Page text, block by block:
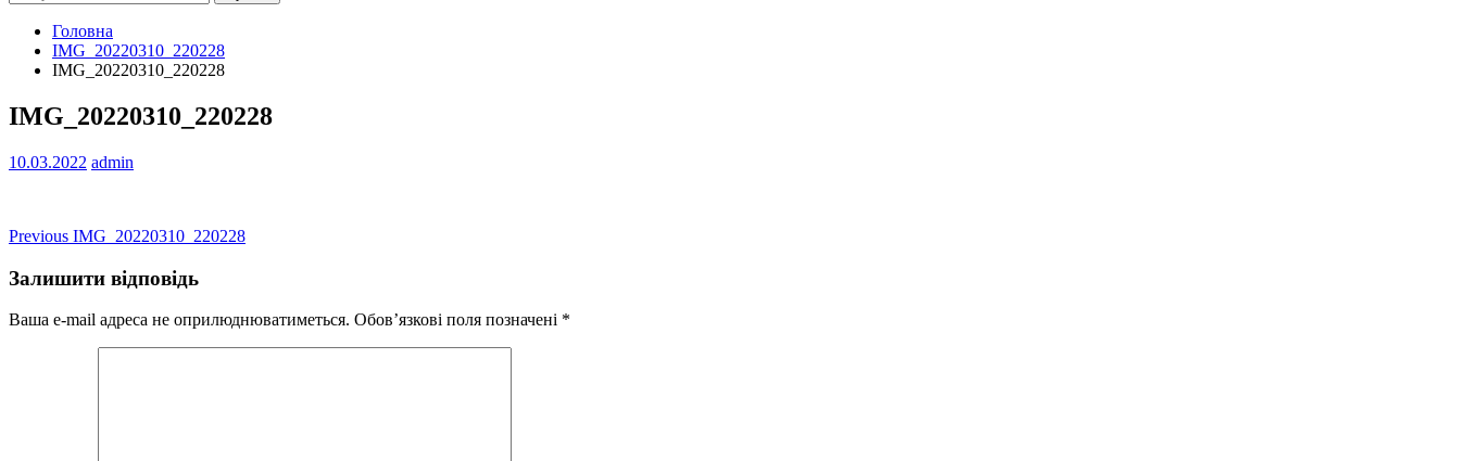
Головна
IMG_20220310_220228
IMG_20220310_220228
IMG_20220310_220228
10.03.2022 admin
Навігація
записів
Previous Previous
IMG_20220310_220228
Залишити відповідь
Ваша e-mail адреса не оприлюднюватиметься. Обов’язкові поля позначені *